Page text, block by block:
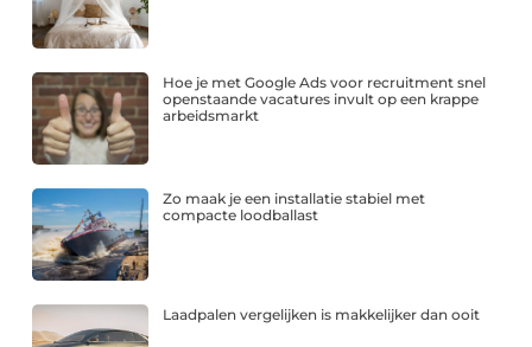
Hoe je met Google Ads voor recruitment snel
openstaande vacatures invult op een krappe
arbeidsmarkt
Zo maak je een installatie stabiel met
compacte loodballast
Laadpalen vergelijken is makkelijker dan ooit